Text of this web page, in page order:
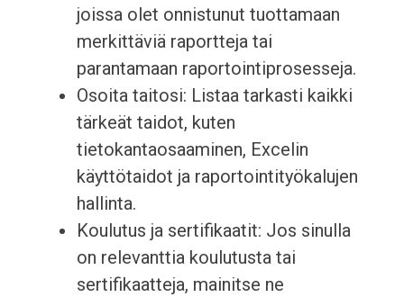
joissa olet onnistunut tuottamaan
merkittäviä raportteja tai
parantamaan raportointiprosesseja.
Osoita taitosi: Listaa tarkasti kaikki
tärkeät taidot, kuten
tietokantaosaaminen, Excelin
käyttötaidot ja raportointityökalujen
hallinta.
Koulutus ja sertifikaatit: Jos sinulla
on relevanttia koulutusta tai
sertifikaatteja, mainitse ne